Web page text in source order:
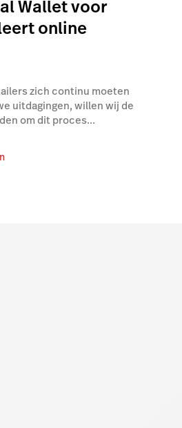
Wallet voor
online
zich continu moeten
uitdagingen, willen wij de
om dit proces...